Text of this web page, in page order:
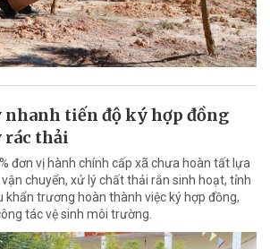
nhanh tiến độ ký hợp đồng
rác thải
đơn vị hành chính cấp xã chưa hoàn tất lựa
chuyển, xử lý chất thải rắn sinh hoạt, tỉnh
khẩn trương hoàn thành việc ký hợp đồng,
tác vệ sinh môi trường.